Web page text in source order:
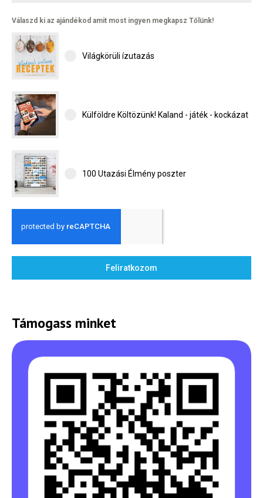
Válaszd ki az ajándékod amit most ingyen megkapsz Tőlünk!
Világkörüli ízutazás
Külföldre Költözünk! Kaland - játék - kockázat
100 Utazási Élmény poszter
Feliratkozom
Támogass minket